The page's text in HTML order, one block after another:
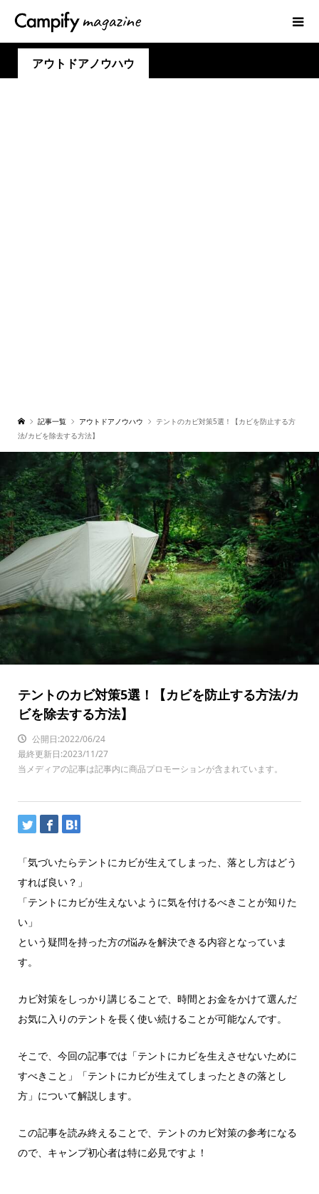
アウトドアノウハウ
記事一覧 アウトドアノウハウ
テントのカビ対策5選！【カビを防止する方
法/カビを除去する方法】
テントのカビ対策5選！【カビを防止する方法/カ
ビを除去する方法】
公開日:2022/06/24
最終更新日:2023/11/27
当メディアの記事は記事内に商品プロモーションが含まれています。
「気づいたらテントにカビが生えてしまった、落とし方はどう
すれば良い？」
「テントにカビが生えないように気を付けるべきことが知りた
い」
という疑問を持った方の悩みを解決できる内容となっていま
す。
カビ対策をしっかり講じることで、時間とお金をかけて選んだ
お気に入りのテントを長く使い続けることが可能なんです。
そこで、今回の記事では「テントにカビを生えさせないために
すべきこと」「テントにカビが生えてしまったときの落とし
方」について解説します。
この記事を読み終えることで、テントのカビ対策の参考になる
ので、キャンプ初心者は特に必見ですよ！